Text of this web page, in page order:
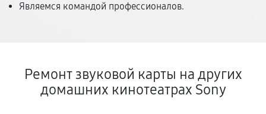
Являемся командой профессионалов.
Ремонт звуковой карты на других
домашних кинотеатрах Sony